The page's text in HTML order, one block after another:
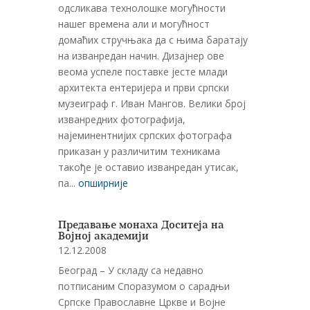
одсликава технолошке могућности
нашег времена али и могућност
домаћих стручњака да с њима баратају
на изванредан начин. Дизајнер ове
веома успеле поставке јесте млади
архитекта ентеријера и први српски
музеиграф г. Иван Мангов. Велики број
изванредних фотографија,
најеминентнијих српских фотографа
приказан у различитим техникама
такође је оставио изванредан утисак,
па... опширније
Предавање монаха Доситеја на
Војној академији
12.12.2008
Београд – У складу са недавно
потписаним Споразумом о сарадњи
Српске Православне Цркве и Војне